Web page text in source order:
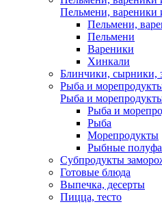
Пельмени, вареники
Пельмени,
Пельмени
Вареники
Хинкали
Блинчики, сырники,
Рыба и
Рыба и
Рыба и
Рыба
Морепродукты
Рыбные
Субпродукты
Готовые блюда
Выпечка, десерты
Пицца, тесто